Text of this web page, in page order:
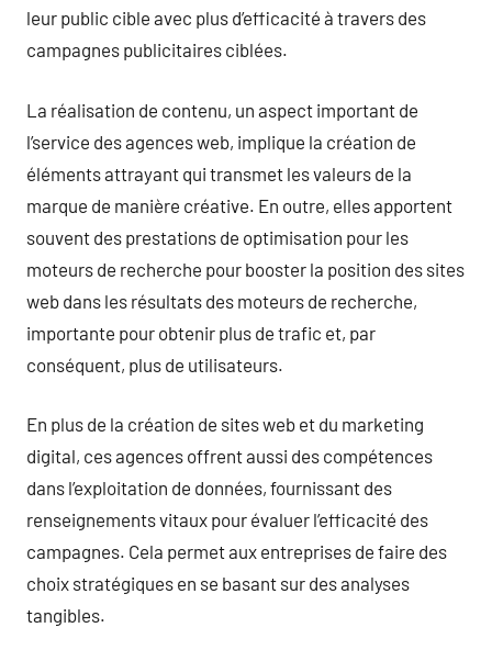
leur public cible avec plus d’efficacité à travers des
campagnes publicitaires ciblées.
La réalisation de contenu, un aspect important de
l’service des agences web, implique la création de
éléments attrayant qui transmet les valeurs de la
marque de manière créative. En outre, elles apportent
souvent des prestations de optimisation pour les
moteurs de recherche pour booster la position des sites
web dans les résultats des moteurs de recherche,
importante pour obtenir plus de trafic et, par
conséquent, plus de utilisateurs.
En plus de la création de sites web et du marketing
digital, ces agences offrent aussi des compétences
dans l’exploitation de données, fournissant des
renseignements vitaux pour évaluer l’efficacité des
campagnes. Cela permet aux entreprises de faire des
choix stratégiques en se basant sur des analyses
tangibles.